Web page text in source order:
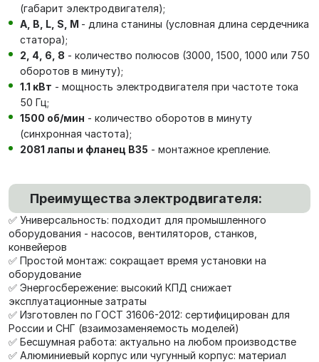
(габарит электродвигателя);
А, В, L, S, М - длина станины (условная длина сердечника
статора);
2, 4, 6, 8 - количество полюсов (3000, 1500, 1000 или 750
оборотов в минуту);
1.1 кВт - мощность электродвигателя при частоте тока
50 Гц;
1500 об/мин - количество оборотов в минуту
(синхронная частота);
2081 лапы и фланец В35 - монтажное крепление.
Преимущества электродвигателя:
✅ Универсальность: подходит для промышленного
оборудования - насосов, вентиляторов, станков,
конвейеров
✅ Простой монтаж: сокращает время установки на
оборудование
✅ Энергосбережение: высокий КПД снижает
эксплуатационные затраты
✅ Изготовлен по ГОСТ 31606-2012: сертифицирован для
России и СНГ (взаимозаменяемость моделей)
✅ Бесшумная работа: актуально на любом производстве
✅ Алюминиевый корпус или чугунный корпус: материал